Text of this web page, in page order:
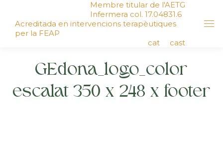
Membre titular de l'AETG
Infermera col. 17.04831.6
Acreditada en intervencions terapèutiques
per la FEAP
cat
cast
GEdona_logo_color
escalat 350 x 248 x footer